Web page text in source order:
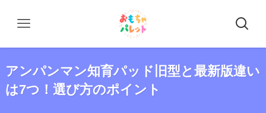
アンパンマン知育パッド旧型と最新版違い
は7つ！選び方のポイント